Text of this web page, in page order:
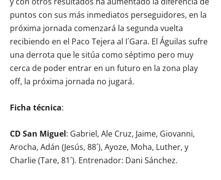
puntos con sus más inmediatos perseguidores, en la
próxima jornada comenzará la segunda vuelta
recibiendo en el Paco Tejera al I´Gara. El Águilas sufre
una derrota que le sitúa como séptimo pero muy
cerca de poder entrar en un futuro en la zona play
off, la próxima jornada no jugará.
Ficha técnica:
CD San Miguel: Gabriel, Ale Cruz, Jaime, Giovanni,
Arocha, Adán (Jesús, 88´), Ayoze, Moha, Luther, y
Charlie (Tare, 81´). Entrenador: Dani Sánchez.